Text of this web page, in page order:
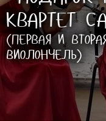
КВАРТЕТ
(ПЕРВАЯ И
ВИОЛОНЧЕЛЬ)